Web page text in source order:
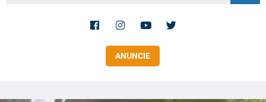
ANUNCIE